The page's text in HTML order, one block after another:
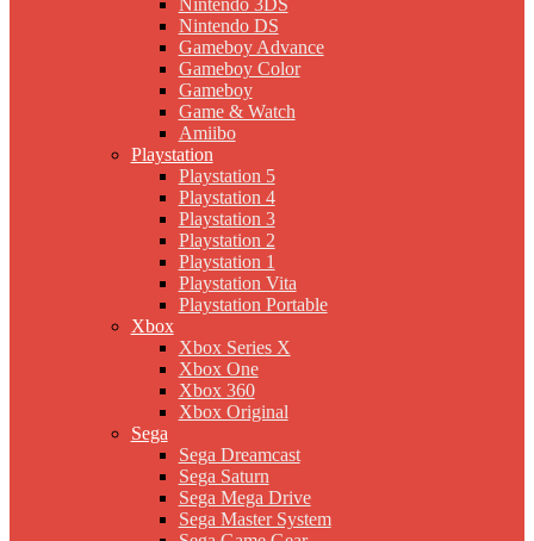
Nintendo 3DS
Nintendo DS
Gameboy Advance
Gameboy Color
Gameboy
Game & Watch
Amiibo
Playstation
Playstation 5
Playstation 4
Playstation 3
Playstation 2
Playstation 1
Playstation Vita
Playstation Portable
Xbox
Xbox Series X
Xbox One
Xbox 360
Xbox Original
Sega
Sega Dreamcast
Sega Saturn
Sega Mega Drive
Sega Master System